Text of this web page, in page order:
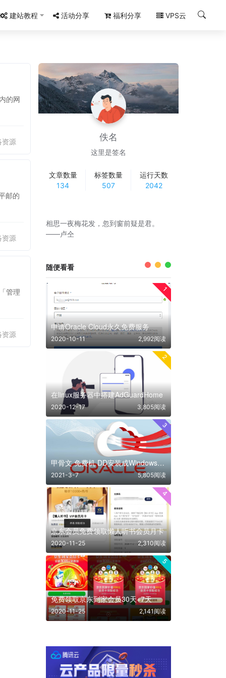
建站教程 活动分享 福利分享 VPS云
的网
资源
邮的
资源
管理
资源
佚名
这里是签名
文章数量
134
标签数量
507
运行天数
2042
相思一夜梅花发，忽到窗前疑是君。
——卢仝
随便看看
1
申请Oracle Cloud永久免费服务
2020-10-11 2,992阅读
2
在linux服务器中搭建AdGuardHome
2020-12-17 3,805阅读
3
甲骨文 免费机 DD安装成Windows系统 保姆级教程 百分百成功
2021-3-7 5,805阅读
4
京东会员免费领取懒人听书会员月卡
2020-11-25 2,310阅读
5
免费领取京东到家会员30天+7天
2020-11-25 2,141阅读